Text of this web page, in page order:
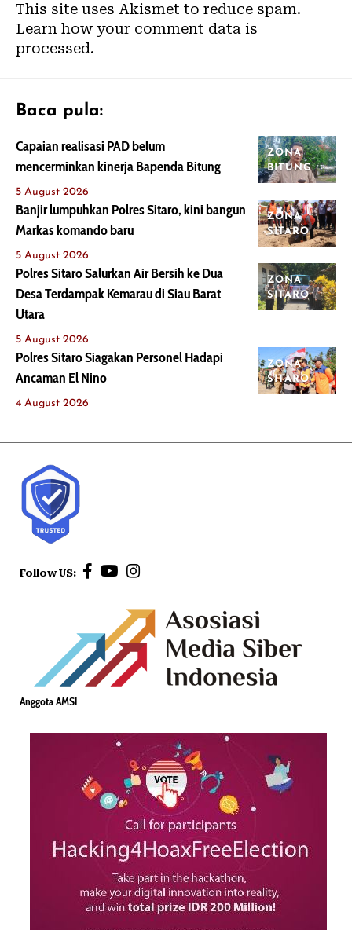
This site uses Akismet to reduce spam.
Learn how your comment data is
processed.
Baca pula:
ZONA
BITUNG
Capaian realisasi PAD belum
mencerminkan kinerja Bapenda Bitung
5 August 2026
ZONA
SITARO
Banjir lumpuhkan Polres Sitaro, kini bangun
Markas komando baru
5 August 2026
ZONA
SITARO
Polres Sitaro Salurkan Air Bersih ke Dua
Desa Terdampak Kemarau di Siau Barat
Utara
5 August 2026
ZONA
SITARO
Polres Sitaro Siagakan Personel Hadapi
Ancaman El Nino
4 August 2026
Follow US:
Anggota AMSI